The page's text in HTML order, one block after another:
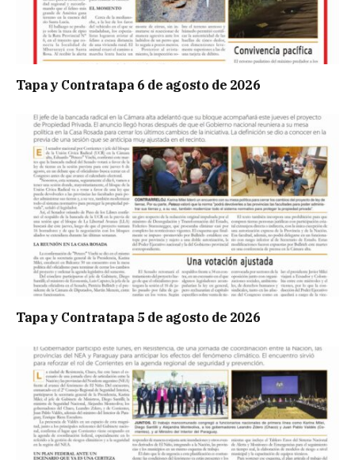
Tapa y Contratapa 6 de agosto de 2026
Tapa y Contratapa 5 de agosto de 2026